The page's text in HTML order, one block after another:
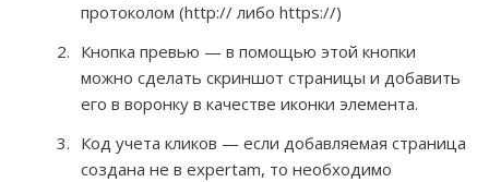
протоколом (http:// либо https://)
Кнопка превью — в помощью этой кнопки
можно сделать скриншот страницы и добавить
его в воронку в качестве иконки элемента.
Код учета кликов — если добавляемая страница
создана не в expertam, то необходимо